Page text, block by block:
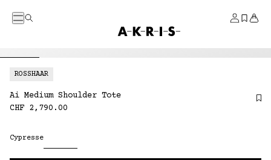
Startseite
MenüSuche Konto
ROSSHAAR
Ai Medium Shoulder Tote
Normaler
CHF 2,790.00
Cypresse